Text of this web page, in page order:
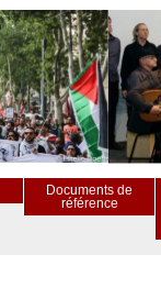
Documents de
référence